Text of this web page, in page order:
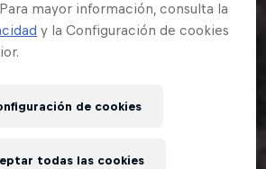
mayor información, consulta la
y la Configuración de cookies
de cookies
todas las cookies